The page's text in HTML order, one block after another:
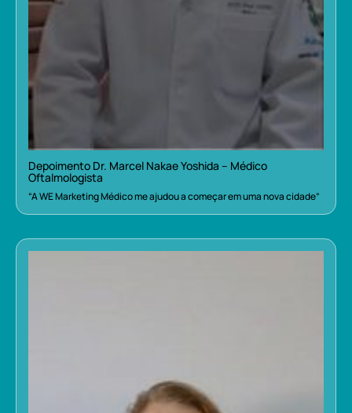
Depoimento Dr. Marcel Nakae Yoshida – Médico
Oftalmologista
“A WE Marketing Médico me ajudou a começar em uma nova cidade”